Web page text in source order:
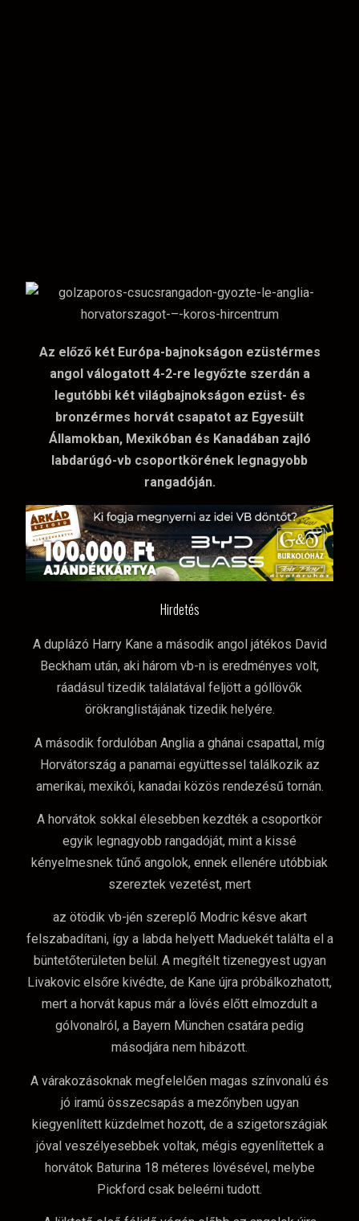
Az előző két Európa-bajnokságon ezüstérmes
angol válogatott 4-2-re legyőzte szerdán a
legutóbbi két világbajnokságon ezüst- és
bronzérmes horvát csapatot az Egyesült
Államokban, Mexikóban és Kanadában zajló
labdarúgó-vb csoportkörének legnagyobb
rangadóján.
Hirdetés
A duplázó Harry Kane a második angol játékos David
Beckham után, aki három vb-n is eredményes volt,
ráadásul tizedik találatával feljött a góllövők
örökranglistájának tizedik helyére.
A második fordulóban Anglia a ghánai csapattal, míg
Horvátország a panamai együttessel találkozik az
amerikai, mexikói, kanadai közös rendezésű tornán.
A horvátok sokkal élesebben kezdték a csoportkör
egyik legnagyobb rangadóját, mint a kissé
kényelmesnek tűnő angolok, ennek ellenére utóbbiak
szereztek vezetést, mert
az ötödik vb-jén szereplő Modric késve akart
felszabadítani, így a labda helyett Maduekét találta el a
büntetőterületen belül. A megítélt tizenegyest ugyan
Livakovic elsőre kivédte, de Kane újra próbálkozhatott,
mert a horvát kapus már a lövés előtt elmozdult a
gólvonalról, a Bayern München csatára pedig
másodjára nem hibázott.
A várakozásoknak megfelelően magas színvonalú és
jó iramú összecsapás a mezőnyben ugyan
kiegyenlített küzdelmet hozott, de a szigetországiak
jóval veszélyesebbek voltak, mégis egyenlítettek a
horvátok Baturina 18 méteres lövésével, melybe
Pickford csak beleérni tudott.